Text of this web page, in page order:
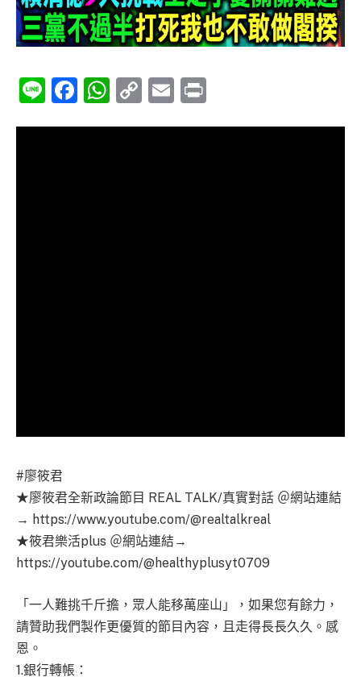
LineFacebook
WhatsApp
CopyEmail
#廖筱君
★廖筱君全新政論節目 REAL TALK/真實對話 ＠網站連結
→ https://www.youtube.com/@realtalkreal
★筱君樂活plus ＠網站連結→
https://youtube.com/@healthyplusyt0709
「一人難挑千斤擔，眾人能移萬座山」，如果您有餘力，
請贊助我們製作更優質的節目內容，且走得長長久久。感
恩。
1.銀行轉帳：